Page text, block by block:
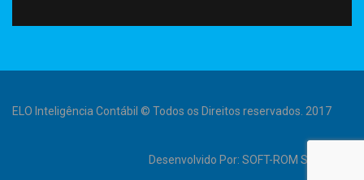
ELO Inteligência Contábil © Todos os Direitos reservados. 2017
Desenvolvido Por: SOFT-ROM Sistemas